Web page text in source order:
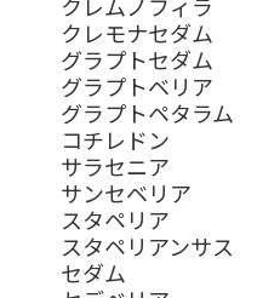
クレモナセダム
グラプトセダム
グラプトベリア
グラプトペタラム
コチレドン
サラセニア
サンセベリア
スタペリア
スタペリアンサス
セダム